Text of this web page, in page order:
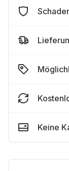
Keine